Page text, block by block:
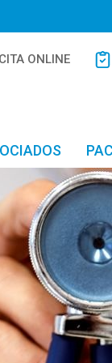
CITA ONLINE